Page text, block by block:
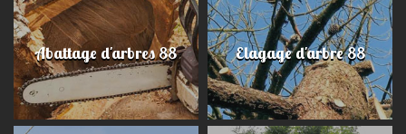
Abattage d'arbres 88 Elagage d'arbre 88